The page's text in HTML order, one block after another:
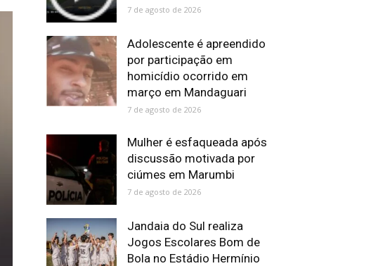
7 de agosto de 2026
Adolescente é apreendido
por participação em
homicídio ocorrido em
março em Mandaguari
7 de agosto de 2026
Mulher é esfaqueada após
discussão motivada por
ciúmes em Marumbi
7 de agosto de 2026
Jandaia do Sul realiza
Jogos Escolares Bom de
Bola no Estádio Hermínio